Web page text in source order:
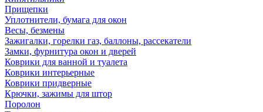
Прищепки
Уплотнители, бумага для окон
Весы, безмены
Зажигалки, горелки газ, баллоны, рассекатели
Замки, фурнитура окон и дверей
Коврики для ванной и туалета
Коврики интерьерные
Коврики придверные
Крючки, зажимы для штор
Поролон